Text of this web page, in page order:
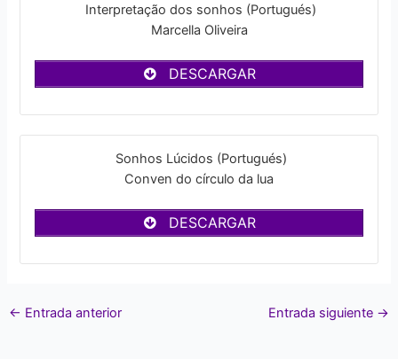
Interpretação dos sonhos (Portugués)
Marcella Oliveira
DESCARGAR
Sonhos Lúcidos (Portugués)
Conven do círculo da lua
DESCARGAR
← Entrada anterior Entrada siguiente →